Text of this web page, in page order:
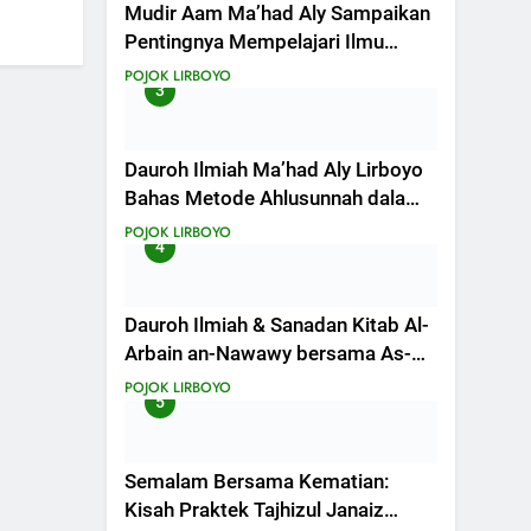
Mudir Aam Ma’had Aly Sampaikan
Pentingnya Mempelajari Ilmu
Hadis Dalam Acara Dauroh Ilmiah
POJOK LIRBOYO
3
Dauroh Ilmiah Ma’had Aly Lirboyo
Bahas Metode Ahlusunnah dalam
Mengaplikasikan Hadis Dhaif.
POJOK LIRBOYO
4
Dauroh Ilmiah & Sanadan Kitab Al-
Arbain an-Nawawy bersama As-
Syaikh Dr. Yasir Al-Adny
POJOK LIRBOYO
5
Semalam Bersama Kematian:
Kisah Praktek Tajhizul Janaiz